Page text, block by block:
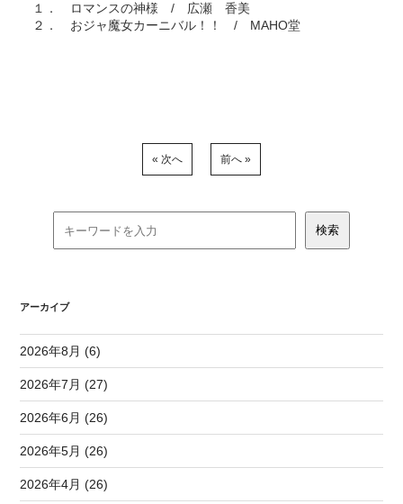
１． ロマンスの神様 / 広瀬 香美
２． おジャ魔女カーニバル！！ / MAHO堂
« 次へ 前へ »
アーカイブ
2026年8月 (6)
2026年7月 (27)
2026年6月 (26)
2026年5月 (26)
2026年4月 (26)